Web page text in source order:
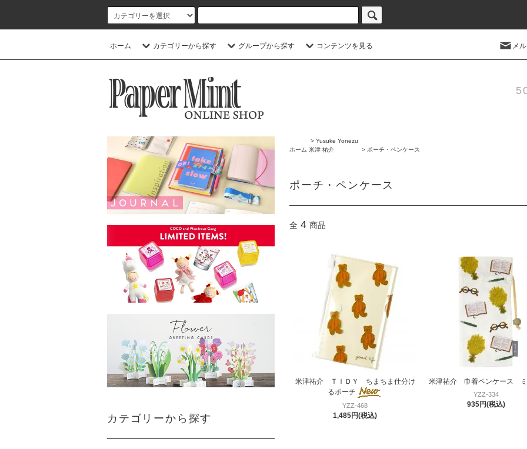
ホーム カテゴリーから探す グループから探す コンテンツを見る メ
ホーム
> Yusuke Yonezu
米津 祐介
> ポーチ・ペンケース
ポーチ・ペンケース
全 4 商品
米津祐介 ＴＩＤＹ ちまちま仕分け
るポーチ
YZZ-468
1,485円(税込)
米津祐介 巾着ペンケース
YZZ-334
935円(税込)
カテゴリーから探す